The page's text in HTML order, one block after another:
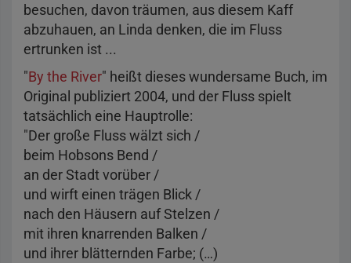
besuchen, davon träumen, aus diesem Kaff
abzuhauen, an Linda denken, die im Fluss
ertrunken ist ...
"By the River" heißt dieses wundersame Buch, im
Original publiziert 2004, und der Fluss spielt
tatsächlich eine Hauptrolle:
"Der große Fluss wälzt sich /
beim Hobsons Bend /
an der Stadt vorüber /
und wirft einen trägen Blick /
nach den Häusern auf Stelzen /
mit ihren knarrenden Balken /
und ihrer blätternden Farbe; (…)